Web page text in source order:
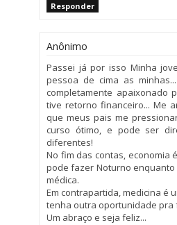
Responder
Anônimo
Passei já por isso Minha
pessoa de cima as
completamente apaixonado
tive retorno financeiro... Me
que meus pais me
curso ótimo, e pode ser
diferentes!
No fim das contas, economia
pode fazer Noturno
médica.
Em contrapartida, medicina é
tenha outra oportunidade pra
Um abraço e seja feliz...